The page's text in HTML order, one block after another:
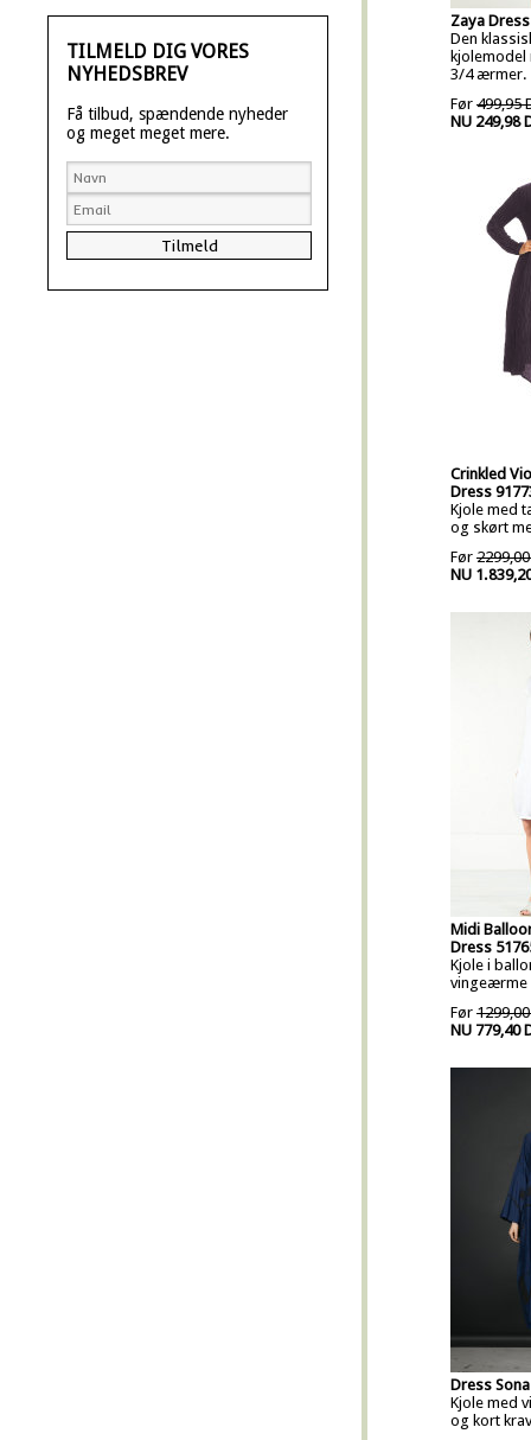
TILMELD DIG VORES
NYHEDSBREV
Få tilbud, spændende nyheder
og meget meget mere.
Zaya
Den
3/4 ærmer.
Før 499,95
NU 249,98
Crinkled
Dress
Kjole med
og skørt
Før 2299,00
NU
Midi
Dress
Kjole i
vingeærme
Før 1299,00
NU 779,40
Dress
Kjole med
og kort